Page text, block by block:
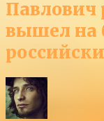
Павлович
вышел на